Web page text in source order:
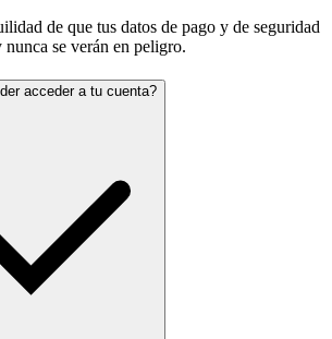
de que tus datos de pago y de seguridad
se verán en peligro.
acceder a tu cuenta?